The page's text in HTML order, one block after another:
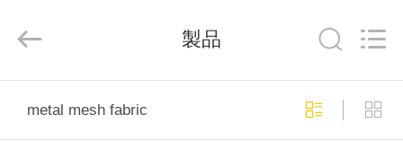
Anping
製品
metal mesh fabric